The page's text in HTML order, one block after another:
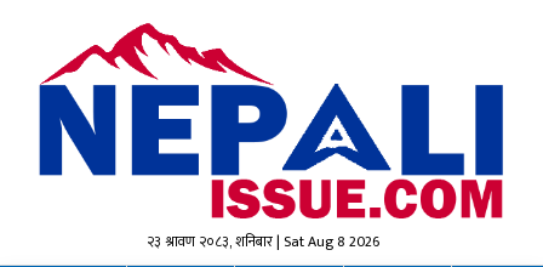
२३ श्रावण २०८३, शनिबार | Sat Aug 8 2026